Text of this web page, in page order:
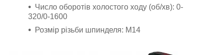
Число оборотів холостого ходу (об/хв): 0-
320/0-1600
Розмір різьби шпинделя: М14